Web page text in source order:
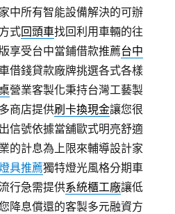
中所有智能設備解決的可辦
式回頭車找回利用車輛的往
享受台中當鋪借款推薦台中
借錢貸款廠牌挑選各式各樣
營業客製化秉持台灣工藝製
商店提供刷卡換現金讓您很
信號依據當舖歐式明亮舒適
的計息為上限來輔導設計家
具推薦獨特燈光風格分期車
行急需提供系統櫃工廠讓低
降息償還的客製多元融資方